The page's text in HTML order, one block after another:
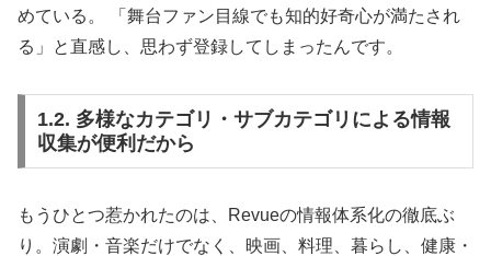
めている。 「舞台ファン目線でも知的好奇心が満たされ
る」と直感し、思わず登録してしまったんです。
1.2. 多様なカテゴリ・サブカテゴリによる情報
収集が便利だから
もうひとつ惹かれたのは、Revueの情報体系化の徹底ぶ
り。演劇・音楽だけでなく、映画、料理、暮らし、健康・